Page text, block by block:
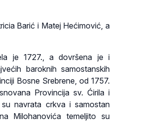
Barić i Matej Hećimović, a
je 1727., a dovršena je i
baroknih samostanskih
Bosne Srebrene, od 1757.
Provincija sv. Ćirila i
navrata crkva i samostan
Milohanovića temeljito su